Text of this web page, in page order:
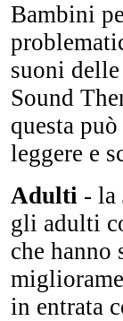
Bambini
suoni
Sound
questa
leggere e
Adulti - la
gli adulti
che
in entrata